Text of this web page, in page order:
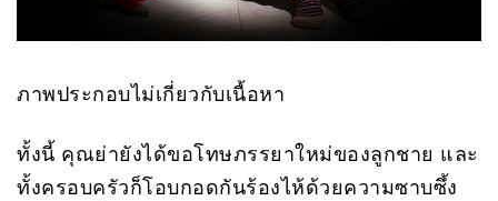
ภาพประกอบไม่เกี่ยวกับเนื้อหา
ทั้งนี้ คุณย่ายังได้ขอโทษภรรยาใหม่ของลูกชาย และ
ทั้งครอบครัวก็โอบกอดกันร้องไห้ด้วยความซาบซึ้ง